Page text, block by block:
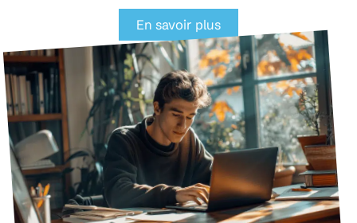
En savoir plus